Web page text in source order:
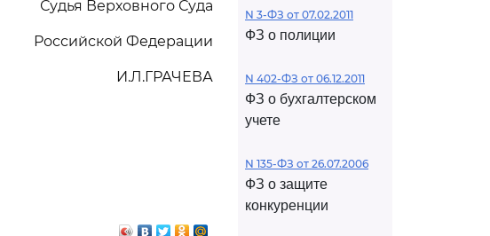
Судья Верховного Суда
Российской Федерации
И.Л.ГРАЧЕВА
N 3-ФЗ от 07.02.2011
ФЗ о полиции
N 402-ФЗ от 06.12.2011
ФЗ о бухгалтерском
учете
N 135-ФЗ от 26.07.2006
ФЗ о защите
конкуренции